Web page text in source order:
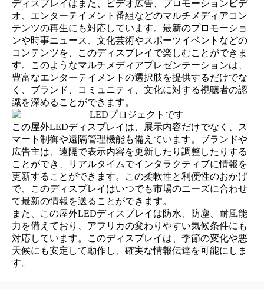
ディスプレイはまた、ビデオ広告、プロモーションビデ
オ、エンターテイメント番組などのマルチメディアコン
テンツの再生にも対応しています。最新のプロモーショ
ンや時事ニュース、文化芸術やスポーツイベントなどの
コンテンツを、このディスプレイで楽しむことができま
す。このようなマルチメディアプレゼンテーションは、
豊富なエンターテイメントの選択肢を提供するだけでな
く、ブランド、コミュニティ、文化に対する視聴者の認
識を深めることができます。
この屋外LEDディスプレイは、展示内容だけでなく、ス
マート制御や遠隔管理機能も備えています。ブランドや
広告主は、遠隔で表示内容を更新したり調整したりする
ことができ、リアルタイムでインタラクティブに情報を
更新することができます。この柔軟性と利便性のおかげ
で、このディスプレイはいつでも市場のニーズに合わせ
て最新の情報を送ることができます。
また、この屋外LEDディスプレイは防水、防塵、耐風能
力を備えており、アフリカの変わりやすい気候条件にも
対応しています。このディスプレイは、季節の変化や悪
天候にも安定して動作し、確実な情報伝達を可能にしま
す。